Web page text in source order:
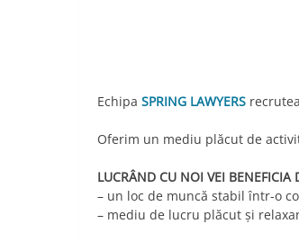
Echipa SPRING LAWYERS
Oferim un mediu plăcut de
LUCRÂND CU NOI VEI BENEFICIA
– un loc de muncă stabil într-o
– mediu de lucru plăcut şi